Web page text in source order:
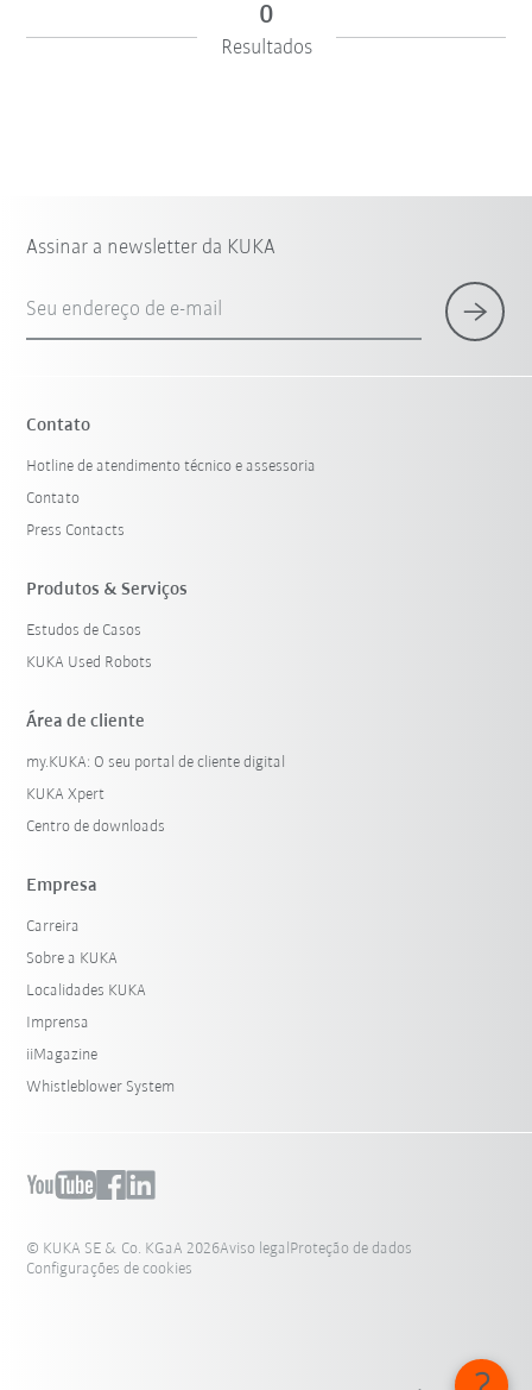
Resetar filtro
0
Resultados
Assinar a newsletter da KUKA
Seu endereço de e-mail
Contato
Hotline de atendimento técnico e assessoria
Contato
Press Contacts
Produtos & Serviços
Estudos de Casos
KUKA Used Robots
Área de cliente
my.KUKA: O seu portal de cliente digital
KUKA Xpert
Centro de downloads
Empresa
Carreira
Sobre a KUKA
Localidades KUKA
Imprensa
iiMagazine
Whistleblower System
© KUKA SE & Co. KGaA 2026Aviso legalProteção de dados
Configurações de cookies